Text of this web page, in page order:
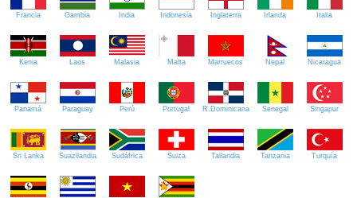
Francia Gambia India Indonesia Inglaterra Irlanda Italia
Kenia Laos Malasia Malta Marruecos Nepal Nicaragua
Panamá Paraguay Perú Portugal R.Dominicana Senegal Singapur
Sri Lanka Suazilandia Sudáfrica Suiza Tailandia Tanzania Turquía